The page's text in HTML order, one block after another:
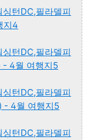
턴DC,필라델피
지4
턴DC,필라델피
- 4월 여행지5
턴DC,필라델피
- 4월 여행지5
턴DC,필라델피